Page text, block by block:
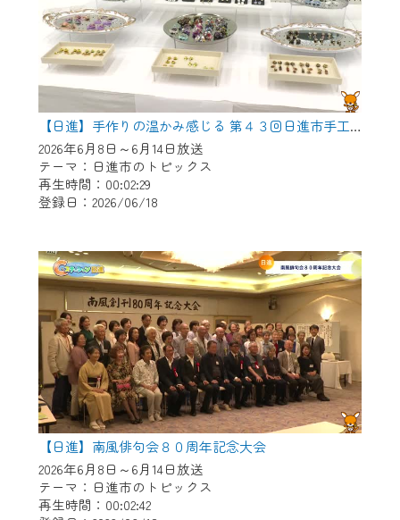
【日進】手作りの温かみ感じる 第４３回日進市手工芸連盟展
2026年6月8日～6月14日放送
テーマ：日進市のトピックス
再生時間：00:02:29
登録日：2026/06/18
【日進】南風俳句会８０周年記念大会
2026年6月8日～6月14日放送
テーマ：日進市のトピックス
再生時間：00:02:42